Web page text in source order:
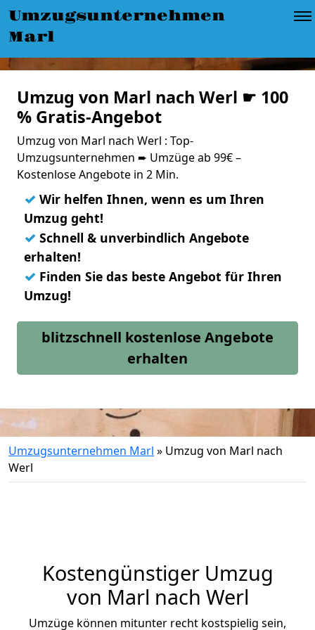
Umzugsunternehmen
Marl
Umzug von Marl nach Werl ☛ 100
% Gratis-Angebot
Umzug von Marl nach Werl : Top-
Umzugsunternehmen ➨ Umzüge ab 99€ –
Kostenlose Angebote in 2 Min.
✓ Wir helfen Ihnen, wenn es um Ihren
Umzug geht!
✓ Schnell & unverbindlich Angebote
erhalten!
✓ Finden Sie das beste Angebot für Ihren
Umzug!
blitzschnell kostenlose Angebote
erhalten
Umzugsunternehmen Marl » Umzug von Marl nach
Werl
Kostengünstiger Umzug
von Marl nach Werl
Umzüge können mitunter recht kostspielig sein,